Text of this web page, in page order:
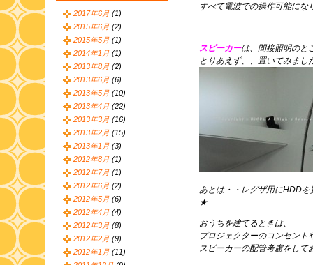
すべて電波での操作可能にな
スピーカーは、間接照明のと
とりあえず、、置いてみまし
あとは・・レグザ用にHDD
★
おうちを建てるときは、
プロジェクターのコンセント
スピーカーの配管考慮をし
2017年6月 (1)
2015年6月 (2)
2015年5月 (1)
2014年1月 (1)
2013年8月 (2)
2013年6月 (6)
2013年5月 (10)
2013年4月 (22)
2013年3月 (16)
2013年2月 (15)
2013年1月 (3)
2012年8月 (1)
2012年7月 (1)
2012年6月 (2)
2012年5月 (6)
2012年4月 (4)
2012年3月 (8)
2012年2月 (9)
2012年1月 (11)